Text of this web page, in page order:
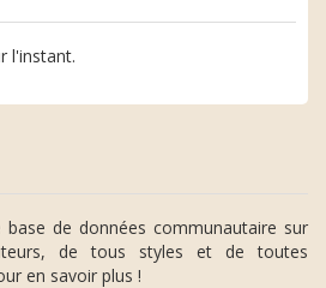
l'instant.
de données communautaire sur
de tous styles et de toutes
en savoir plus !